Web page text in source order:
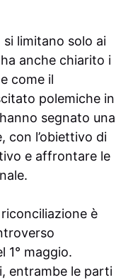
limitano solo ai
anche chiarito i
come il
polemiche in
segnato una
con l’obiettivo di
e affrontare le
è
1° maggio.
entrambe le parti